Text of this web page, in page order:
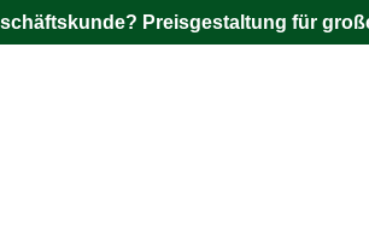
Preisgestaltung für